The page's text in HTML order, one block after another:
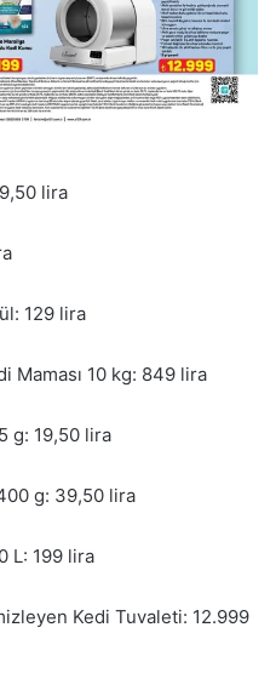
lira
129 lira
Maması 10 kg: 849 lira
g: 19,50 lira
g: 39,50 lira
L: 199 lira
Kedi Tuvaleti: 12.999